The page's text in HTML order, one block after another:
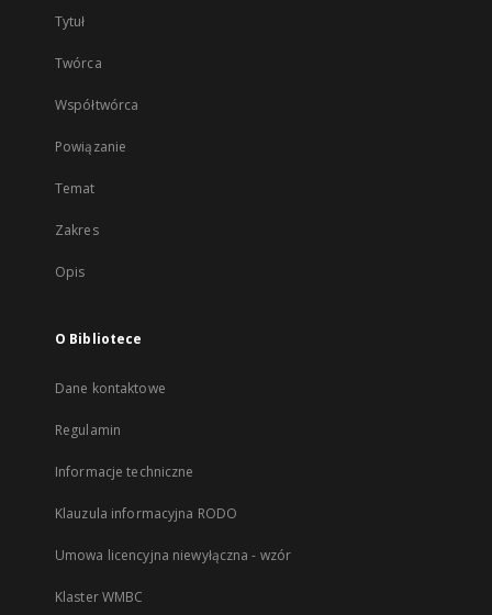
Tytuł
Twórca
Współtwórca
Powiązanie
Temat
Zakres
Opis
O Bibliotece
Dane kontaktowe
Regulamin
Informacje techniczne
Klauzula informacyjna RODO
Umowa licencyjna niewyłączna - wzór
Klaster WMBC